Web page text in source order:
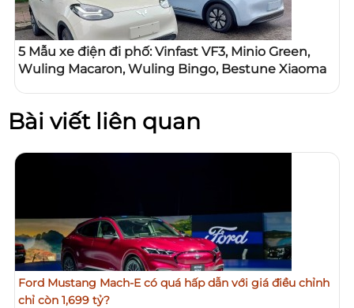
5 Mẫu xe điện đi phố: Vinfast VF3, Minio Green,
Wuling Macaron, Wuling Bingo, Bestune Xiaoma
Bài viết liên quan
Ford Mustang Mach-E có quá hấp dẫn với giá điều chỉnh
chỉ còn 1,699 tỷ?